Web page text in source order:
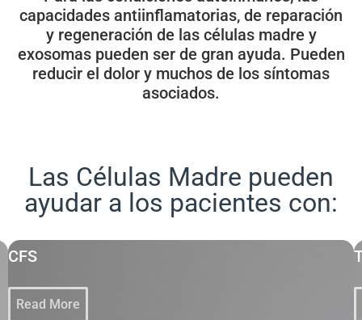
capacidades antiinflamatorias, de reparación
y regeneración de las células madre y
exosomas pueden ser de gran ayuda. Pueden
reducir el dolor y muchos de los síntomas
asociados.
Las Células Madre pueden
ayudar a los pacientes con:
CFS
Read More